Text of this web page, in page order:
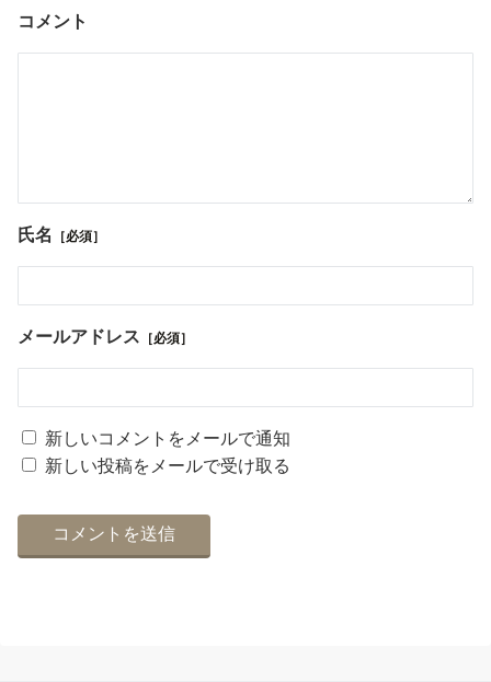
コメント
氏名 ［必須］
メールアドレス ［必須］
新しいコメントをメールで通知
新しい投稿をメールで受け取る